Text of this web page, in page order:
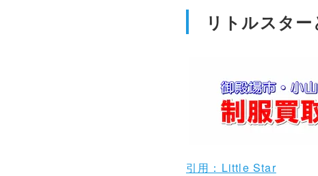
リトルスター
引用：Little Star